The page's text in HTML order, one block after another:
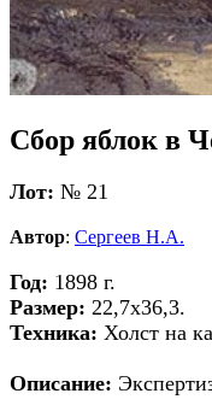
Сбор яблок в
Лот: № 21
Автор: Сергеев Н.А.
Год: 1898 г.
Размер: 22,7х36,3.
Техника: Холст на
Описание: